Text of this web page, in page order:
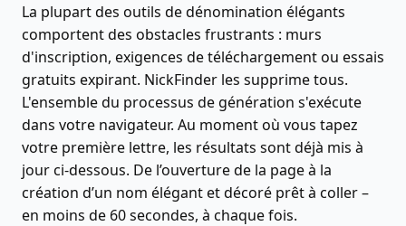
La plupart des outils de dénomination élégants
comportent des obstacles frustrants : murs
d'inscription, exigences de téléchargement ou essais
gratuits expirant. NickFinder les supprime tous.
L'ensemble du processus de génération s'exécute
dans votre navigateur. Au moment où vous tapez
votre première lettre, les résultats sont déjà mis à
jour ci-dessous. De l’ouverture de la page à la
création d’un nom élégant et décoré prêt à coller –
en moins de 60 secondes, à chaque fois.